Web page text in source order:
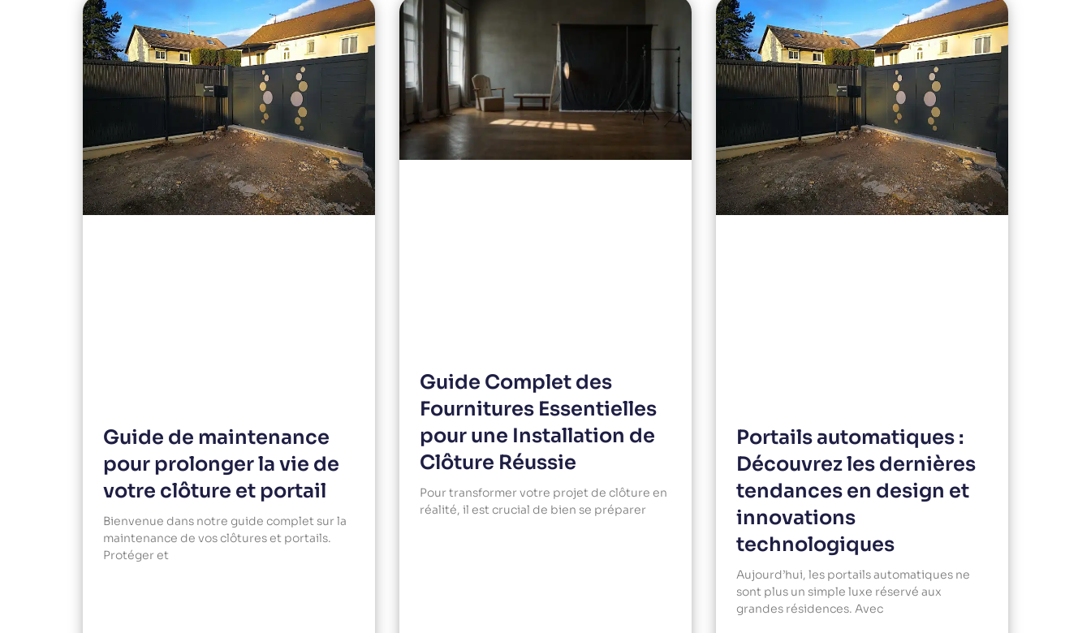
Guide de maintenance
pour prolonger la vie de
votre clôture et portail
Bienvenue dans notre guide complet sur la
maintenance de vos clôtures et portails.
Protéger et
Guide Complet des
Fournitures Essentielles
pour une Installation de
Clôture Réussie
Pour transformer votre projet de clôture en
réalité, il est crucial de bien se préparer
Portails automatiques :
Découvrez les dernières
tendances en design et
innovations
technologiques
Aujourd’hui, les portails automatiques ne
sont plus un simple luxe réservé aux
grandes résidences. Avec